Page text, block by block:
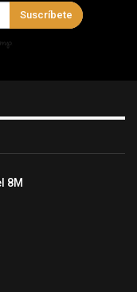
Suscríbete
8M